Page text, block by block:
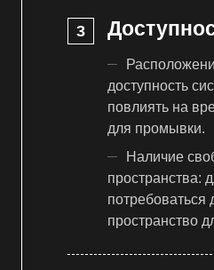
доступность
повлиять на
для промывки.
Наличие
пространства:
потребоваться
пространство